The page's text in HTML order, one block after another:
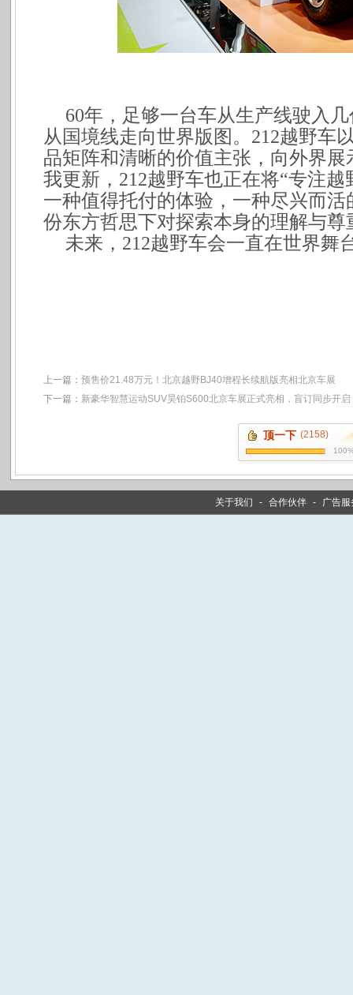
60年，足够一台车从生产线驶入
从国境线走向世界版图。212越野车
品矩阵和清晰的价值主张，向外界
我更新，212越野车也正在将“专注
一种值得托付的体验，一种尽兴而
份东方哲思下对探索本身的理解与尊
未来，212越野车会一直在世界舞
上一篇： 预售价21.48万元！北京越野BJ40增程长续航版亮相北京车展
下一篇： 新豪华智慧运动SUV昊铂S600北京车展正式亮相，盲订同步开启
顶一下 (2158)
关于我们 - 合作伙伴 - 广告服